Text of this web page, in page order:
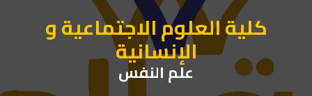
كلية العلوم الاجتماعية و
الإنسانية
علم النفس